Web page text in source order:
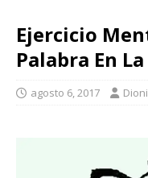
Ejercicio
Palabra En
agosto 6, 2017